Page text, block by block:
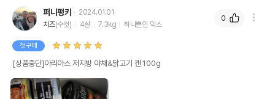
퍼니펑키
2024.01.01
치즈(수컷) 4살 7.3kg 하나뿐인 믹스
첫구매
[상품중단]아리아스 저지방 야채&닭고기 캔 100g
0